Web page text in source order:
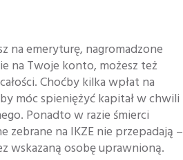
na emeryturę, nagromadzone
na Twoje konto, możesz też
Choćby kilka wpłat na
móc spieniężyć kapitał w chwili
Ponadto w razie śmierci
zebrane na IKZE nie przepadają –
wskazaną osobę uprawnioną.